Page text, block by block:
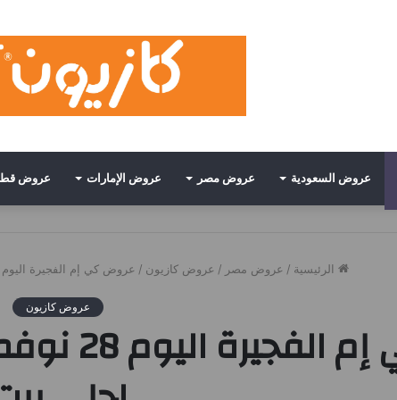
عروض السعودية عروض مصر عروض الإمارات عروض
الرئيسية / عروض مصر / عروض كازيون / عروض كي إم الفجيرة اليوم 28 نوفمبر حتى 8 ديسمبر 2024 بيتى احلى بيت
عروض كازيون